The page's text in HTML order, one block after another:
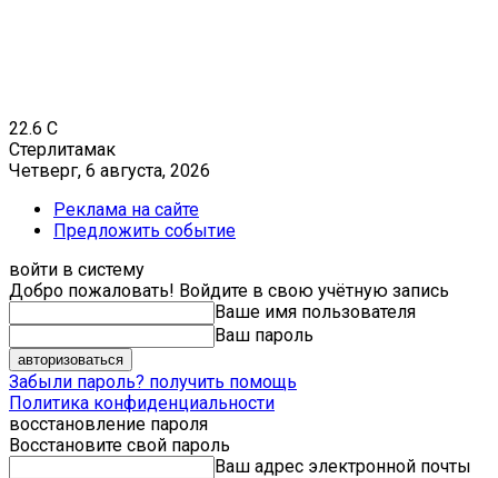
22.6 C
Стерлитамак
Четверг, 6 августа, 2026
Реклама на сайте
Предложить событие
войти в систему
Добро пожаловать! Войдите в свою учётную запись
Ваше имя пользователя
Ваш пароль
Забыли пароль? получить помощь
Политика конфиденциальности
восстановление пароля
Восстановите свой пароль
Ваш адрес электронной почты